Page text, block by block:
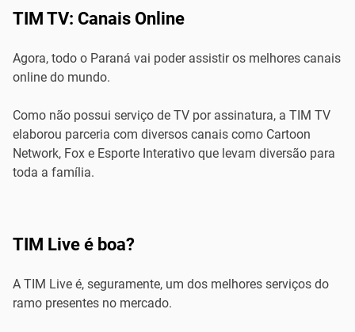
TIM TV: Canais Online
Agora, todo o Paraná vai poder assistir os melhores canais
online do mundo.
Como não possui serviço de TV por assinatura, a TIM TV
elaborou parceria com diversos canais como Cartoon
Network, Fox e Esporte Interativo que levam diversão para
toda a família.
TIM Live é boa?
A TIM Live é, seguramente, um dos melhores serviços do
ramo presentes no mercado.